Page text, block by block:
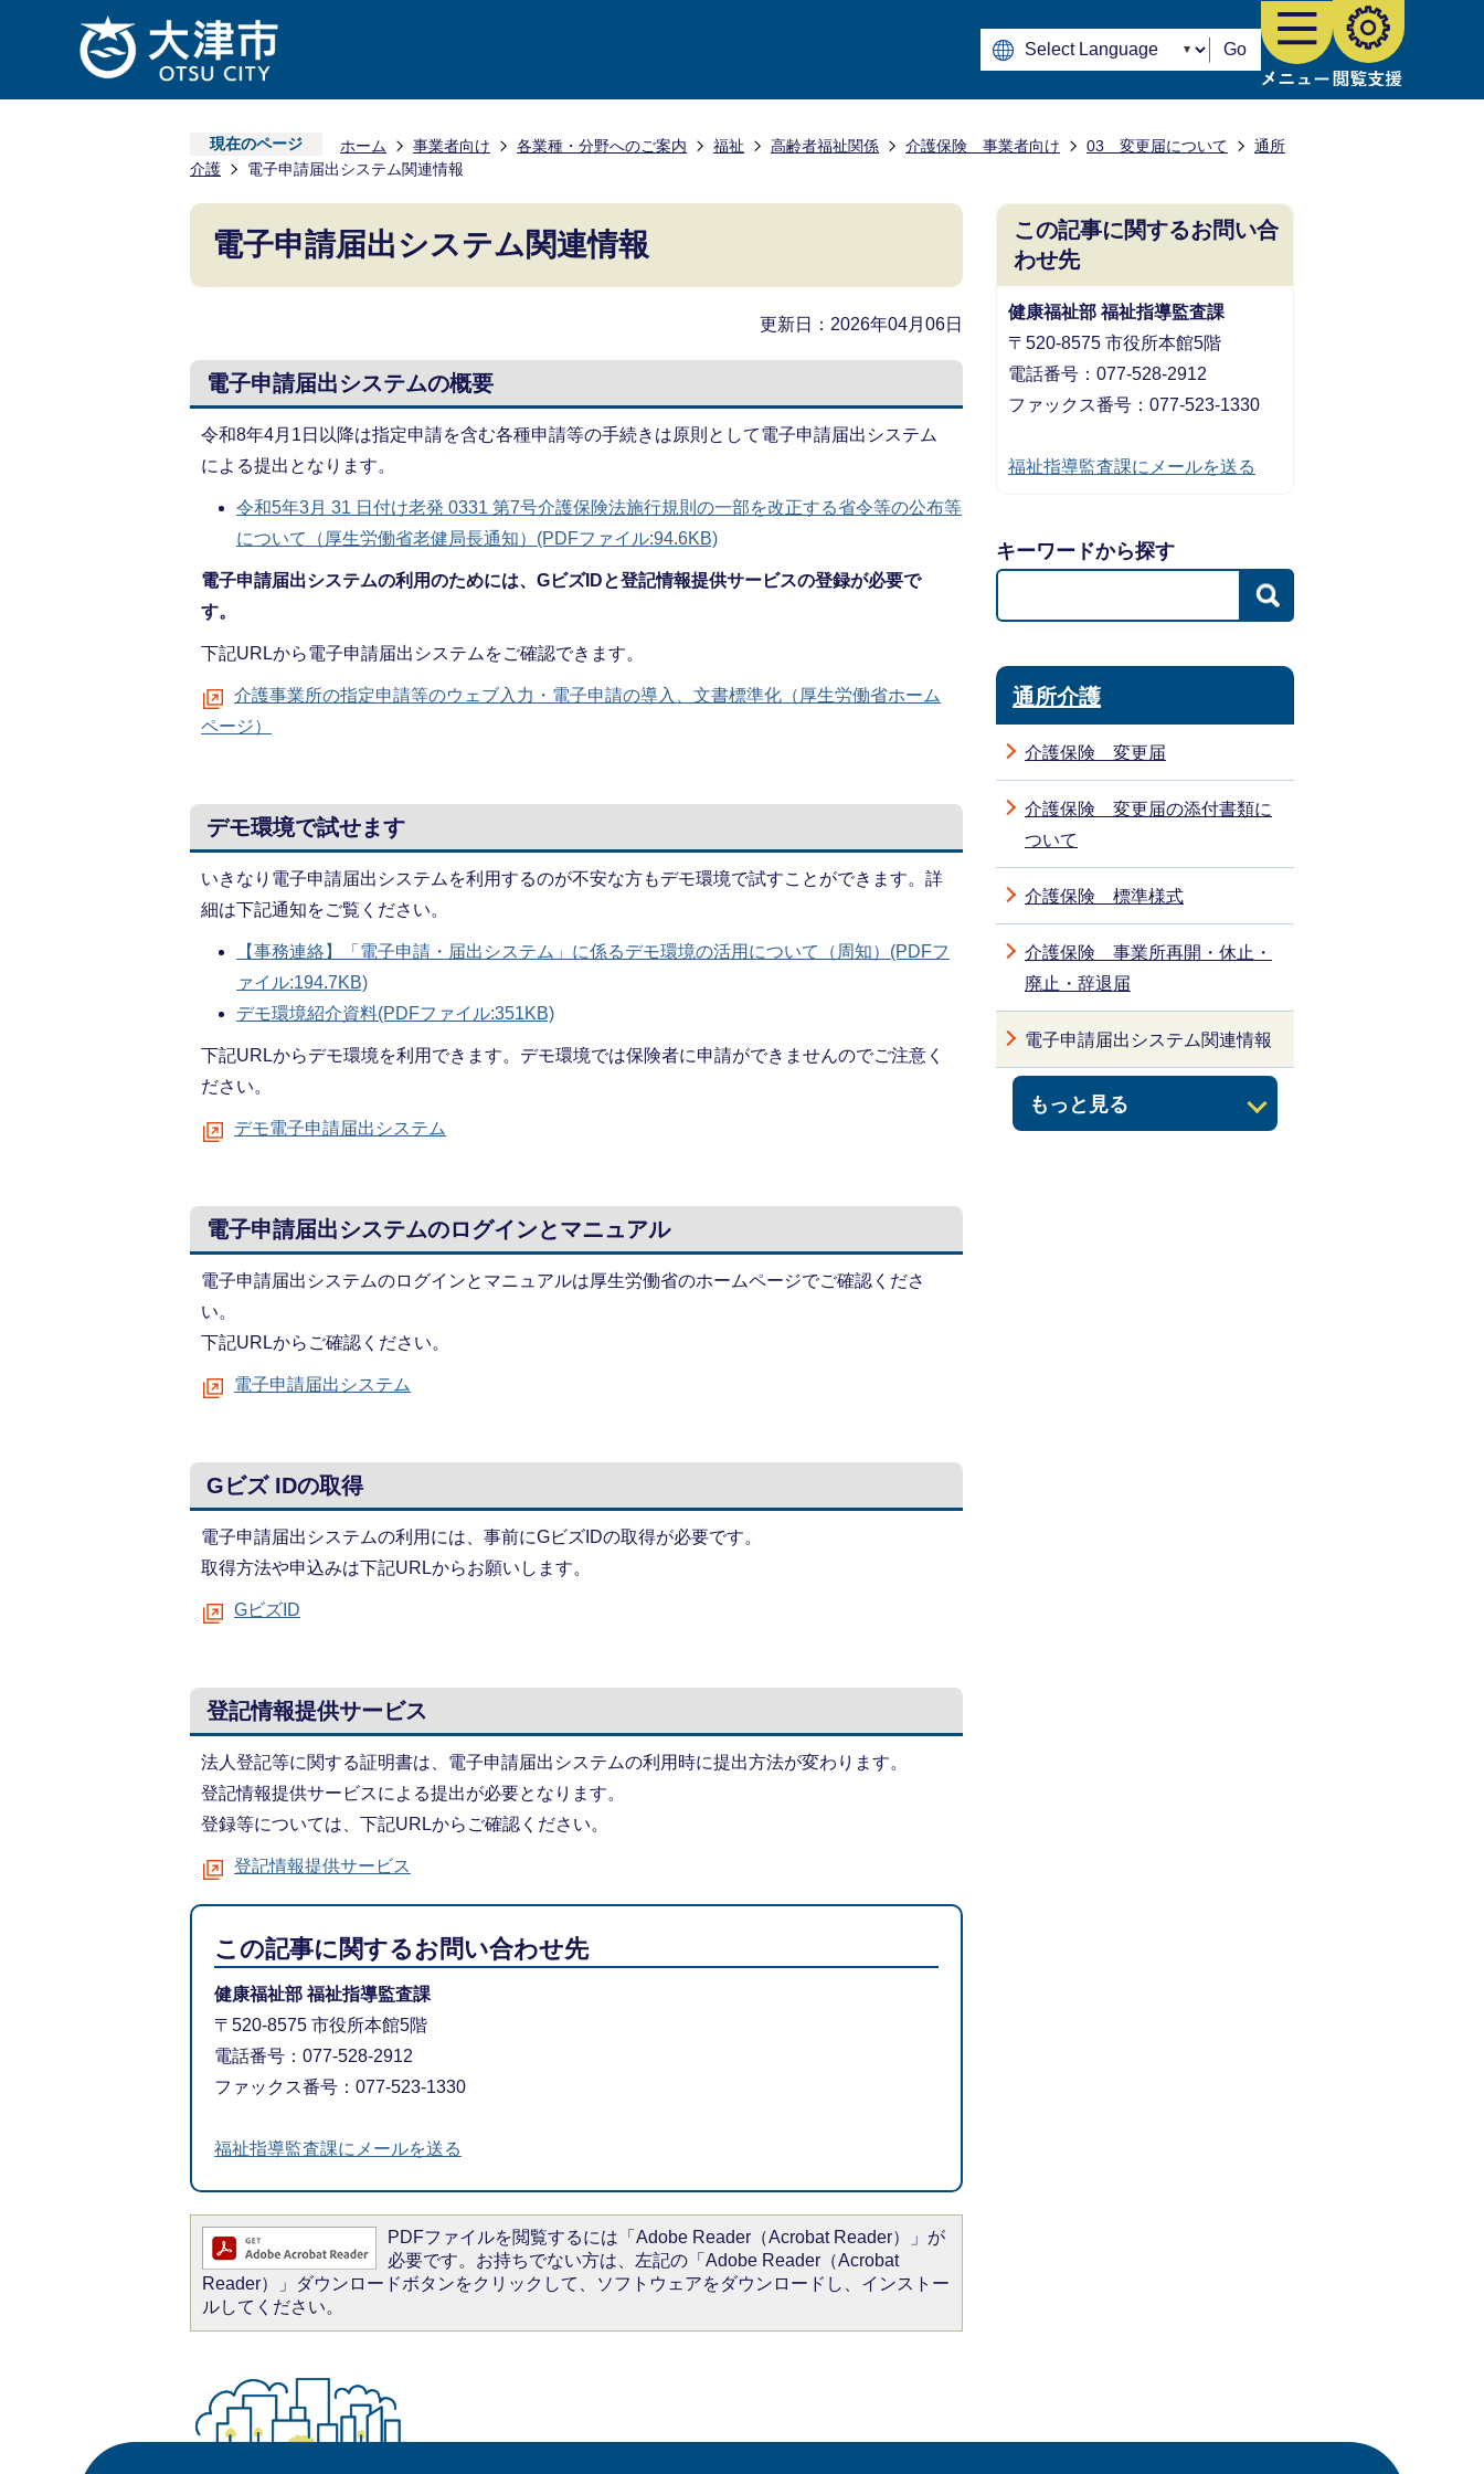
Go
現在のページ ホーム 事業者向け 各業種・分野へのご案内 福祉 高齢者福祉関係 介護保険 事業者向け 03 変更届について
通所
介護
電子申請届出システム関連情報
電子申請届出システム関連情報
更新日：2026年04月06日
電子申請届出システムの概要
令和8年4月1日以降は指定申請を含む各種申請等の手続きは原則として電子申請届出システム
による提出となります。
令和5年3月 31 日付け老発 0331 第7号介護保険法施行規則の一部を改正する省令等の公布等
について（厚生労働省老健局長通知）(PDFファイル:94.6KB)
電子申請届出システムの利用のためには、GビズIDと登記情報提供サービスの登録が必要で
す。
下記URLから電子申請届出システムをご確認できます。
介護事業所の指定申請等のウェブ⼊⼒・電⼦申請の導⼊、文書標準化（厚生労働省ホーム
ページ）
デモ環境で試せます
いきなり電子申請届出システムを利用するのが不安な方もデモ環境で試すことができます。詳
細は下記通知をご覧ください。
【事務連絡】「電子申請・届出システム」に係るデモ環境の活用について（周知）(PDFフ
ァイル:194.7KB)
デモ環境紹介資料(PDFファイル:351KB)
下記URLからデモ環境を利用できます。デモ環境では保険者に申請ができませんのでご注意く
ださい。
デモ電子申請届出システム
電子申請届出システムのログインとマニュアル
電子申請届出システムのログインとマニュアルは厚生労働省のホームページでご確認くださ
い。
下記URLからご確認ください。
電子申請届出システム
Gビズ IDの取得
電子申請届出システムの利用には、事前にGビズIDの取得が必要です。
取得方法や申込みは下記URLからお願いします。
GビズID
登記情報提供サービス
法人登記等に関する証明書は、電子申請届出システムの利用時に提出方法が変わります。
登記情報提供サービスによる提出が必要となります。
登録等については、下記URLからご確認ください。
登記情報提供サービス
この記事に関するお問い合わせ先
健康福祉部 福祉指導監査課
〒520-8575 市役所本館5階
電話番号：077-528-2912
ファックス番号：077-523-1330
福祉指導監査課にメールを送る
PDFファイルを閲覧するには「Adobe Reader（Acrobat Reader）」が
必要です。お持ちでない方は、左記の「Adobe Reader（Acrobat
Reader）」ダウンロードボタンをクリックして、ソフトウェアをダウンロードし、インストー
ルしてください。
この記事に関するお問い合
わせ先
健康福祉部 福祉指導監査課
〒520-8575 市役所本館5階
電話番号：077-528-2912
ファックス番号：077-523-1330
福祉指導監査課にメールを送る
キーワードから探す
通所介護
介護保険 変更届
介護保険 変更届の添付書類に
ついて
介護保険 標準様式
もっと見る
介護保険 事業所再開・休止・
廃止・辞退届
電子申請届出システム関連情報